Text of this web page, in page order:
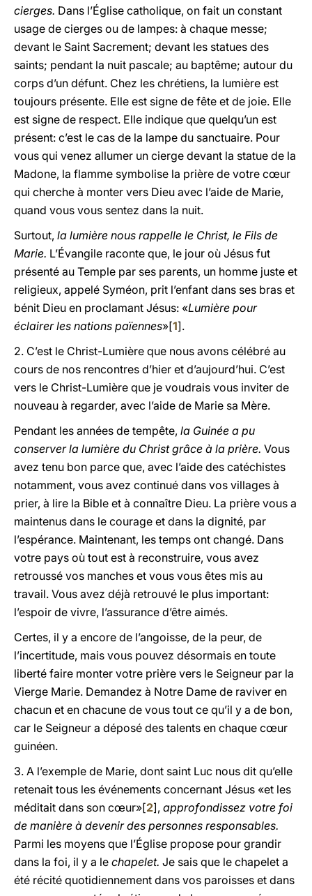
cierges. Dans l’Église catholique, on fait un constant
usage de cierges ou de lampes: à chaque messe;
devant le Saint Sacrement; devant les statues des
saints; pendant la nuit pascale; au baptême; autour du
corps d’un défunt. Chez les chrétiens, la lumière est
toujours présente. Elle est signe de fête et de joie. Elle
est signe de respect. Elle indique que quelqu’un est
présent: c’est le cas de la lampe du sanctuaire. Pour
vous qui venez allumer un cierge devant la statue de la
Madone, la flamme symbolise la prière de votre cœur
qui cherche à monter vers Dieu avec l’aide de Marie,
quand vous vous sentez dans la nuit.
Surtout, la lumière nous rappelle le Christ, le Fils de
Marie. L’Évangile raconte que, le jour où Jésus fut
présenté au Temple par ses parents, un homme juste et
religieux, appelé Syméon, prit l’enfant dans ses bras et
bénit Dieu en proclamant Jésus: «Lumière pour
éclairer les nations païennes»[1].
2. C’est le Christ-Lumière que nous avons célébré au
cours de nos rencontres d’hier et d’aujourd’hui. C’est
vers le Christ-Lumière que je voudrais vous inviter de
nouveau à regarder, avec l’aide de Marie sa Mère.
Pendant les années de tempête, la Guinée a pu
conserver la lumière du Christ grâce à la prière. Vous
avez tenu bon parce que, avec l’aide des catéchistes
notamment, vous avez continué dans vos villages à
prier, à lire la Bible et à connaître Dieu. La prière vous a
maintenus dans le courage et dans la dignité, par
l’espérance. Maintenant, les temps ont changé. Dans
votre pays où tout est à reconstruire, vous avez
retroussé vos manches et vous vous êtes mis au
travail. Vous avez déjà retrouvé le plus important:
l’espoir de vivre, l’assurance d’être aimés.
Certes, il y a encore de l’angoisse, de la peur, de
l’incertitude, mais vous pouvez désormais en toute
liberté faire monter votre prière vers le Seigneur par la
Vierge Marie. Demandez à Notre Dame de raviver en
chacun et en chacune de vous tout ce qu’il y a de bon,
car le Seigneur a déposé des talents en chaque cœur
guinéen.
3. A l’exemple de Marie, dont saint Luc nous dit qu’elle
retenait tous les événements concernant Jésus «et les
méditait dans son cœur»[2], approfondissez votre foi
de manière à devenir des personnes responsables.
Parmi les moyens que l’Église propose pour grandir
dans la foi, il y a le chapelet. Je sais que le chapelet a
été récité quotidiennement dans vos paroisses et dans